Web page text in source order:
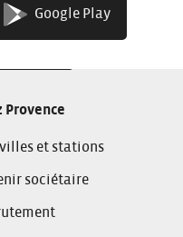
Google Play
Play
Provence
villes et stations
sociétaire